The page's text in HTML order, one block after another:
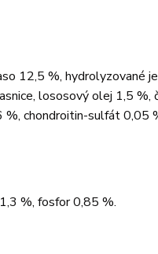
12,5 %, hydrolyzované
lososový olej 1,5 %,
chondroitin-sulfát 0,05
%, fosfor 0,85 %.